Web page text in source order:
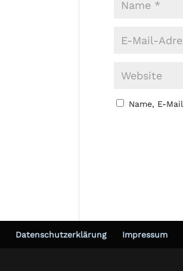
Name, E-
Datenschutzerklärung Impressum